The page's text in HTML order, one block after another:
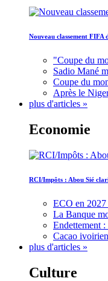
Nouveau classement FIFA
"Coupe du
Sadio Mané
Coupe du
Après le
plus d'articles »
Economie
RCI/Impôts : Abou Sié
ECO en 2027
La Banque
Endettement
Cacao
plus d'articles »
Culture